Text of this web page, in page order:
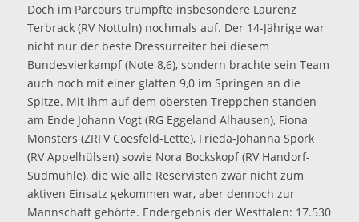
Doch im Parcours trumpfte insbesondere Laurenz
Terbrack (RV Nottuln) nochmals auf. Der 14-Jährige war
nicht nur der beste Dressurreiter bei diesem
Bundesvierkampf (Note 8,6), sondern brachte sein Team
auch noch mit einer glatten 9,0 im Springen an die
Spitze. Mit ihm auf dem obersten Treppchen standen
am Ende Johann Vogt (RG Eggeland Alhausen), Fiona
Mönsters (ZRFV Coesfeld-Lette), Frieda-Johanna Spork
(RV Appelhülsen) sowie Nora Bockskopf (RV Handorf-
Sudmühle), die wie alle Reservisten zwar nicht zum
aktiven Einsatz gekommen war, aber dennoch zur
Mannschaft gehörte. Endergebnis der Westfalen: 17.530